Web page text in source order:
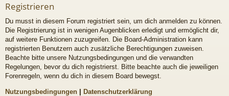
Registrieren
Du musst in diesem Forum registriert sein, um dich anmelden zu können.
Die Registrierung ist in wenigen Augenblicken erledigt und ermöglicht dir,
auf weitere Funktionen zuzugreifen. Die Board-Administration kann
registrierten Benutzern auch zusätzliche Berechtigungen zuweisen.
Beachte bitte unsere Nutzungsbedingungen und die verwandten
Regelungen, bevor du dich registrierst. Bitte beachte auch die jeweiligen
Forenregeln, wenn du dich in diesem Board bewegst.
Nutzungsbedingungen | Datenschutzerklärung